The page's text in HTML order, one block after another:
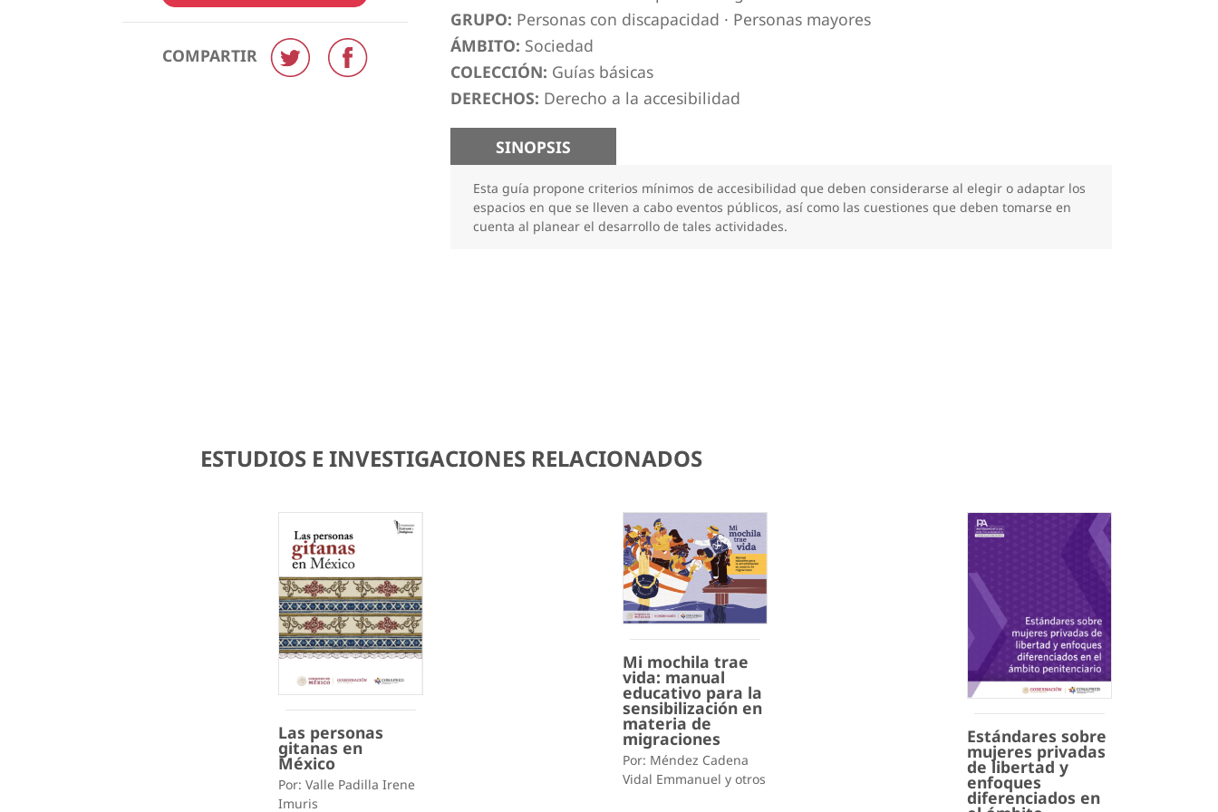
COMPARTIR
GRUPO: Personas con discapacidad · Personas mayores
ÁMBITO: Sociedad
COLECCIÓN: Guías básicas
DERECHOS: Derecho a la accesibilidad
SINOPSIS
Esta guía propone criterios mínimos de accesibilidad que deben considerarse al elegir o adaptar los
espacios en que se lleven a cabo eventos públicos, así como las cuestiones que deben tomarse en
cuenta al planear el desarrollo de tales actividades.
ESTUDIOS E INVESTIGACIONES RELACIONADOS
Las personas
gitanas en
México
Por: Valle Padilla Irene
Imuris
Mi mochila trae
vida: manual
educativo para la
sensibilización en
materia de
migraciones
Por: Méndez Cadena
Vidal Emmanuel y otros
Estándares sobre
mujeres privadas
de libertad y
enfoques
diferenciados en